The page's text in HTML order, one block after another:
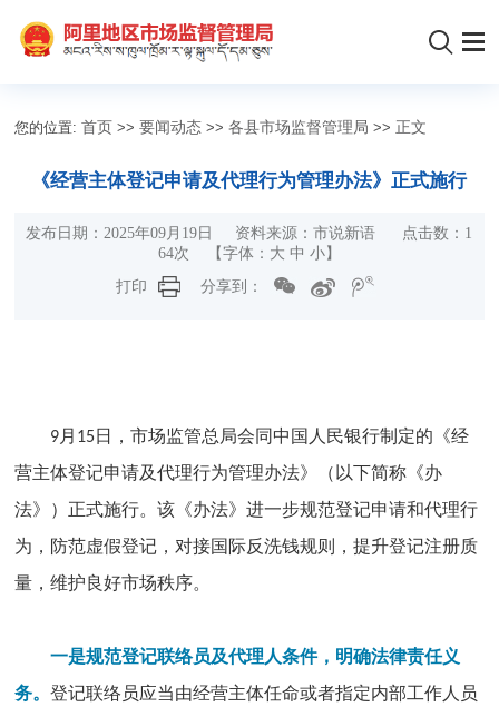
您的位置:首页 >>要闻动态 >>各县市场监督管理局 >> 正文
《经营主体登记申请及代理行为管理办法》正式施行
发布日期：2025年09月19日 资料来源：市说新语 点击数： 1
64次 【字体： 大 中 小】
打印
分享到：
9月15日，市场监管总局会同中国人民银行制定的《经
营主体登记申请及代理行为管理办法》（以下简称《办
法》）正式施行。该《办法》进一步规范登记申请和代理行
为，防范虚假登记，对接国际反洗钱规则，提升登记注册质
量，维护良好市场秩序。
一是规范登记联络员及代理人条件，明确法律责任义
务。登记联络员应当由经营主体任命或者指定内部工作人员